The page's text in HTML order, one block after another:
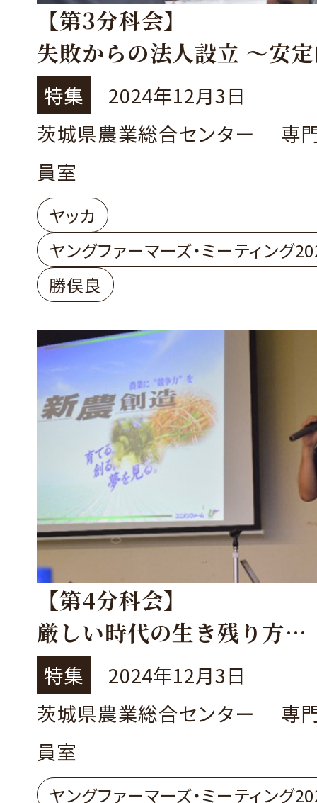
【第3分科会】
失敗からの法人設立 ～安
の実現～
桜川市 株式会社ヤッカ
代表取締役社長 勝俣 良さ
特集
2024年12月3日
茨城県農業総合センター 専
員室
ヤッカ
ヤングファーマーズ・ミーティング
勝俣良
【第4分科会】
厳しい時代の生き残り方
～オーガニックで「新しい
デルづくり」に挑戦～
小美玉市 株式会社ユニオ
ム
代表取締役社長 玉造 洋祐
特集
2024年12月3日
茨城県農業総合センター 専
員室
ヤングファーマーズ・ミーティング